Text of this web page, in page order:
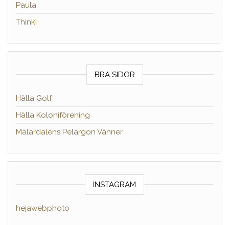
Paula
Thinki
BRA SIDOR
Hälla Golf
Hälla Koloniförening
Mälardalens Pelargon Vänner
INSTAGRAM
hejawebphoto